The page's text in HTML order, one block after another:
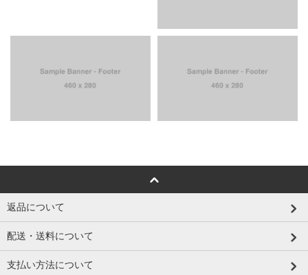
返品について
配送・送料について
支払い方法について